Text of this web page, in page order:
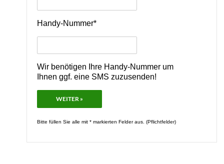
Handy-Nummer*
Wir benötigen Ihre Handy-Nummer um
Ihnen ggf. eine SMS zuzusenden!
Bitte füllen Sie alle mit * markierten Felder aus. (Pflichtfelder)